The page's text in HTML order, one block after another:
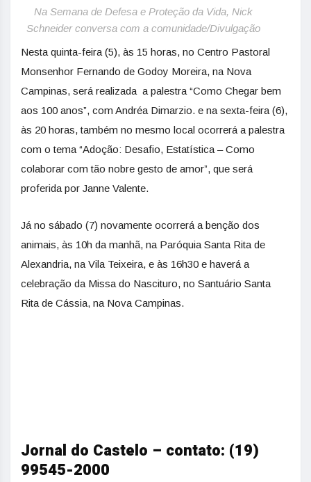
Na Semana de Defesa e Proteção da Vida, Nick
Schneider conversa com a comunidade/Divulgação
Nesta quinta-feira (5), às 15 horas, no Centro Pastoral
Monsenhor Fernando de Godoy Moreira, na Nova
Campinas, será realizada a palestra “Como Chegar bem
aos 100 anos”, com Andréa Dimarzio. e na sexta-feira (6),
às 20 horas, também no mesmo local ocorrerá a palestra
com o tema “Adoção: Desafio, Estatística – Como
colaborar com tão nobre gesto de amor”, que será
proferida por Janne Valente.
Já no sábado (7) novamente ocorrerá a benção dos
animais, às 10h da manhã, na Paróquia Santa Rita de
Alexandria, na Vila Teixeira, e às 16h30 e haverá a
celebração da Missa do Nascituro, no Santuário Santa
Rita de Cássia, na Nova Campinas.
Jornal do Castelo – contato: (19)
99545-2000